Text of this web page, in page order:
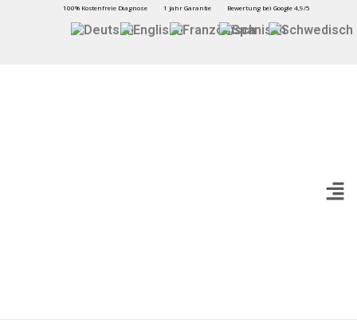
100% Kostenfreie Diagnose 1 Jahr Garantie Bewertung bei Google 4,9/5